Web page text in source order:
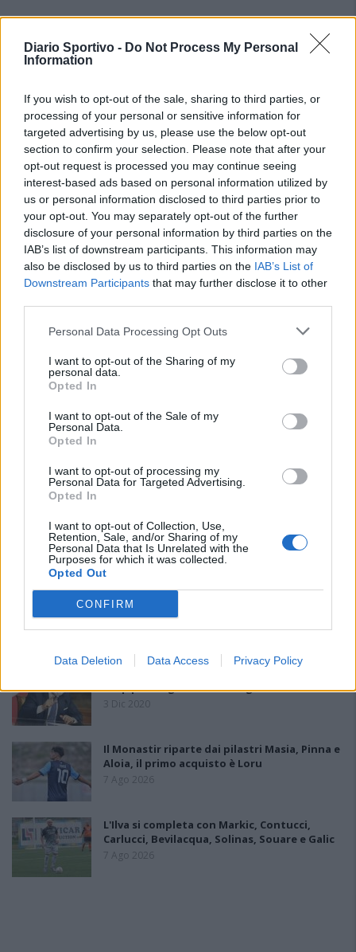
Diario Sportivo - Do Not Process My Personal
Information
If you wish to opt-out of the sale, sharing to third parties, or
processing of your personal or sensitive information for
targeted advertising by us, please use the below opt-out
section to confirm your selection. Please note that after your
opt-out request is processed you may continue seeing
interest-based ads based on personal information utilized by
us or personal information disclosed to third parties prior to
your opt-out. You may separately opt-out of the further
disclosure of your personal information by third parties on the
IAB’s list of downstream participants. This information may
also be disclosed by us to third parties on the IAB’s List of
Downstream Participants that may further disclose it to other
Personal Data Processing Opt Outs
I want to opt-out of the Sharing of my
personal data.
Opted In
I want to opt-out of the Sale of my
Personal Data.
Opted In
I want to opt-out of processing my
Personal Data for Targeted Advertising.
Opted In
I want to opt-out of Collection, Use,
Retention, Sale, and/or Sharing of my
Personal Data that Is Unrelated with the
Purposes for which it was collected.
Opted Out
CONFIRM
Data Deletion Data Access Privacy Policy
PIÙ LETTI OGGI
Amichevole Ossese: 3-1 al Cagliari Primavera,
doppietta di Tapparello
8 Ago 2026
Il Latte Dolce prende Dumani dalla Torres,
Mascia, Sorgente, Lopes, Limberti e Cherchi
gli altri acquisti
stop prolungato fino al 15 gennaio 2021
3 Dic 2020
Il Monastir riparte dai pilastri Masia, Pinna e
Aloia, il primo acquisto è Loru
7 Ago 2026
L'Ilva si completa con Markic, Contucci,
Carlucci, Bevilacqua, Solinas, Souare e Galic
7 Ago 2026